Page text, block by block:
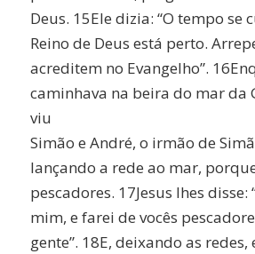
Deus. 15Ele dizia: “O tempo se
Reino de Deus está perto.
acreditem no Evangelho”.
caminhava na beira do mar da
viu
Simão e André, o irmão de
lançando a rede ao mar,
pescadores. 17Jesus lhes disse:
mim, e farei de vocês
gente”. 18E, deixando as redes,